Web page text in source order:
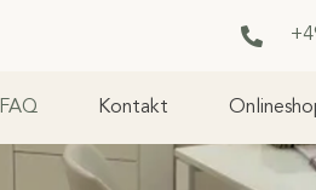
FAQ Kontakt